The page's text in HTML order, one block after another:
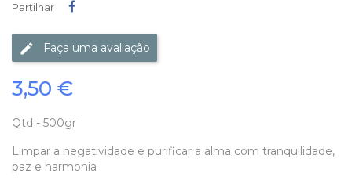
Partilhar
Faça uma avaliação
3,50 €
Qtd - 500gr
Limpar a negatividade e purificar a alma com tranquilidade,
paz e harmonia